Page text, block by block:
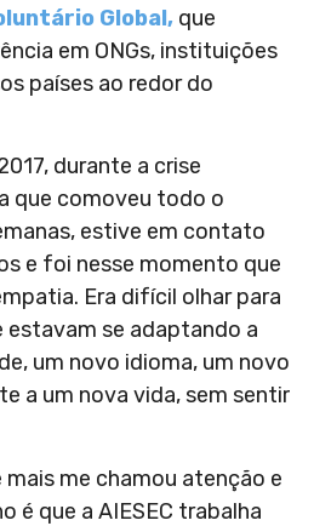
Global, que
em ONGs, instituições
países ao redor do
durante a crise
que comoveu todo o
estive em contato
e foi nesse momento que
Era difícil olhar para
estavam se adaptando a
um novo idioma, um novo
a um nova vida, sem sentir
mais me chamou atenção e
é que a AIESEC trabalha